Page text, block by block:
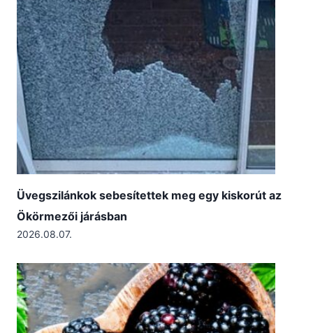
Üvegszilánkok sebesítettek meg egy kiskorút az
Ökörmezői járásban
2026.08.07.